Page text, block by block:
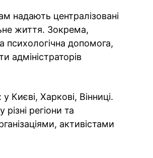
надають централізовані
життя. Зокрема,
допомога,
адміністраторів
Києві, Харкові, Вінниці.
регіони та
активістами